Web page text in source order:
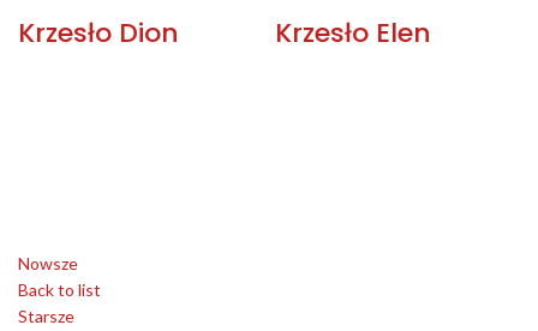
Krzesło Dion Krzesło Elen
Nowsze
Back to list
Starsze